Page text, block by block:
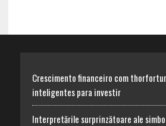
Crescimento financeiro com
inteligentes para investir
Interpretările surprinzătoare ale